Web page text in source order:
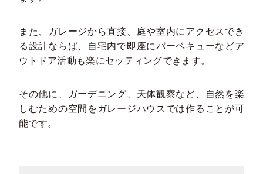
また、ガレージから直接、庭や室内にアクセスでき
る設計ならば、自宅内で即座にバーベキューなどア
ウトドア活動も楽にセッティングできます。
その他に、ガーデニング、天体観察など、自然を楽
しむための空間をガレージハウスでは作ることが可
能です。